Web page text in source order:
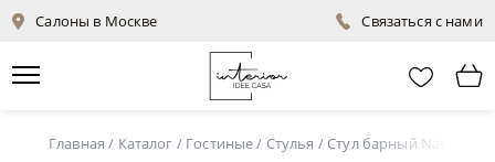
Салоны в Москве Связаться с нами
Главная / Каталог / Гостиные/ Стулья / Стул барный Natisa Iris